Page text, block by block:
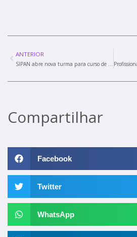
ANTERIOR
Compartilhar
Facebook
Twitter
WhatsApp